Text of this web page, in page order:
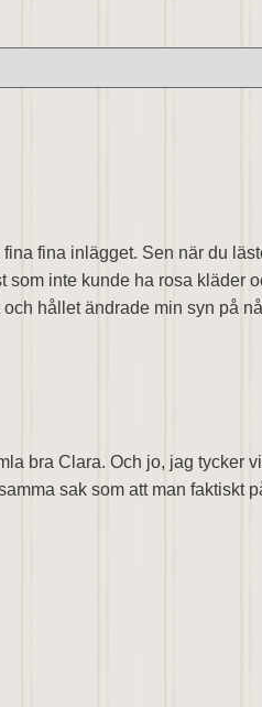
fina inlägget. Sen när du
inte kunde ha rosa kläder
hållet ändrade min syn på
bra Clara. Och jo, jag tycker
sak som att man faktiskt